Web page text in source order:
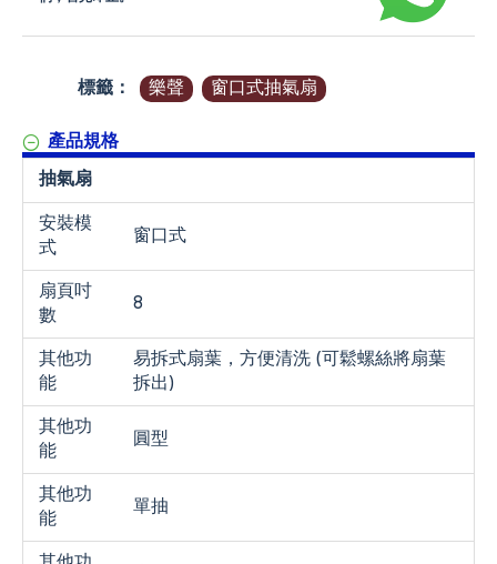
標籤： 樂聲 窗口式抽氣扇
產品規格
抽氣扇
安裝模
式
窗口式
扇頁吋
數
8
其他功
能
易拆式扇葉，方便清洗 (可鬆螺絲將扇葉
拆出)
其他功
能
圓型
其他功
能
單抽